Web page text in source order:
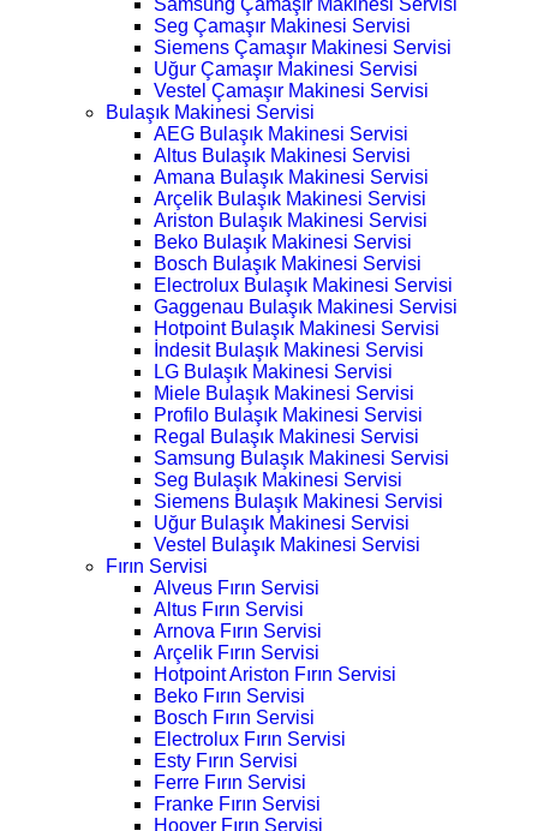
Seg Çamaşır Makinesi Servisi
Siemens Çamaşır Makinesi Servisi
Uğur Çamaşır Makinesi Servisi
Vestel Çamaşır Makinesi Servisi
Bulaşık Makinesi Servisi
AEG Bulaşık Makinesi Servisi
Altus Bulaşık Makinesi Servisi
Amana Bulaşık Makinesi Servisi
Arçelik Bulaşık Makinesi Servisi
Ariston Bulaşık Makinesi Servisi
Beko Bulaşık Makinesi Servisi
Bosch Bulaşık Makinesi Servisi
Electrolux Bulaşık Makinesi Servisi
Gaggenau Bulaşık Makinesi Servisi
Hotpoint Bulaşık Makinesi Servisi
İndesit Bulaşık Makinesi Servisi
LG Bulaşık Makinesi Servisi
Miele Bulaşık Makinesi Servisi
Profilo Bulaşık Makinesi Servisi
Regal Bulaşık Makinesi Servisi
Samsung Bulaşık Makinesi Servisi
Seg Bulaşık Makinesi Servisi
Siemens Bulaşık Makinesi Servisi
Uğur Bulaşık Makinesi Servisi
Vestel Bulaşık Makinesi Servisi
Fırın Servisi
Alveus Fırın Servisi
Altus Fırın Servisi
Arnova Fırın Servisi
Arçelik Fırın Servisi
Hotpoint Ariston Fırın Servisi
Beko Fırın Servisi
Bosch Fırın Servisi
Electrolux Fırın Servisi
Esty Fırın Servisi
Ferre Fırın Servisi
Franke Fırın Servisi
Hoover Fırın Servisi